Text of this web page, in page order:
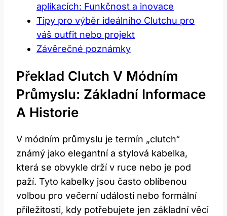
aplikacích: Funkčnost a inovace
Tipy pro výběr ideálního Clutchu pro
váš outfit nebo projekt
Závěrečné poznámky
Překlad Clutch V Módním
Průmyslu: Základní Informace
A Historie
V módním průmyslu je termín „clutch“
známý jako elegantní a stylová kabelka,
která se obvykle drží v ruce nebo je pod
paží. Tyto kabelky jsou často oblíbenou
volbou pro večerní události nebo formální
příležitosti, kdy potřebujete jen základní věci